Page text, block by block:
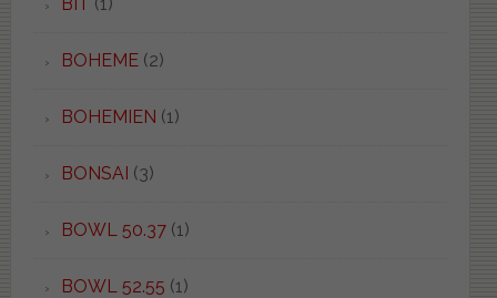
BOHEME(2)
BOHEMIEN (1)
BONSAI (3)
BOWL 50.37(1)
BOWL 52.55 (1)